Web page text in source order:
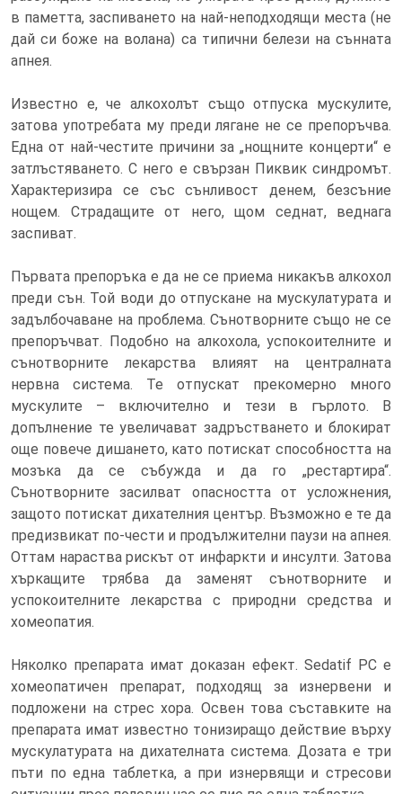
в паметта, заспиването на най-неподходящи места (не
дай си боже на волана) са типични белези на сънната
апнея.
Известно е, че алкохолът също отпуска мускулите,
затова употребата му преди лягане не се препоръчва.
Една от най-честите причини за „нощните концерти“ е
затлъстяването. С него е свързан Пиквик синдромът.
Характеризира се със сънливост денем, безсъние
нощем. Страдащите от него, щом седнат, веднага
заспиват.
Първата препоръка е да не се приема никакъв алкохол
преди сън. Той води до отпускане на мускулатурата и
задълбочаване на проблема. Сънотворните също не се
препоръчват. Подобно на алкохола, успокоителните и
сънотворните лекарства влияят на централната
нервна система. Те отпускат прекомерно много
мускулите – включително и тези в гърлото. В
допълнение те увеличават задръстването и блокират
още повече дишането, като потискат способността на
мозъка да се събужда и да го „рестартира“.
Сънотворните засилват опасността от усложнения,
защото потискат дихателния център. Възможно е те да
предизвикат по-чести и продължителни паузи на апнея.
Оттам нараства рискът от инфаркти и инсулти. Затова
хъркащите трябва да заменят сънотворните и
успокоителните лекарства с природни средства и
хомеопатия.
Няколко препарата имат доказан ефект. Sedatif PC е
хомеопатичен препарат, подходящ за изнервени и
подложени на стрес хора. Освен това съставките на
препарата имат известно тонизиращо действие върху
мускулатурата на дихателната система. Дозата е три
пъти по една таблетка, а при изнервящи и стресови